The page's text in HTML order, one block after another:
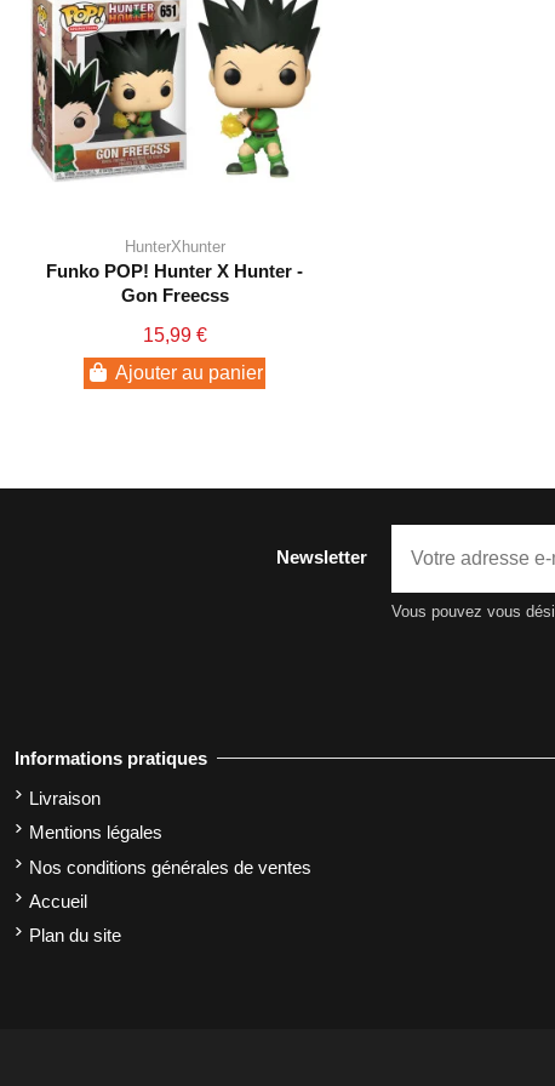
HunterXhunter
Funko POP! Hunter X Hunter -
Gon Freecss
15,99 €
Ajouter au panier
Newsletter
Vous pouvez vous
Informations pratiques
Livraison
Mentions légales
Nos conditions générales de ventes
Accueil
Plan du site